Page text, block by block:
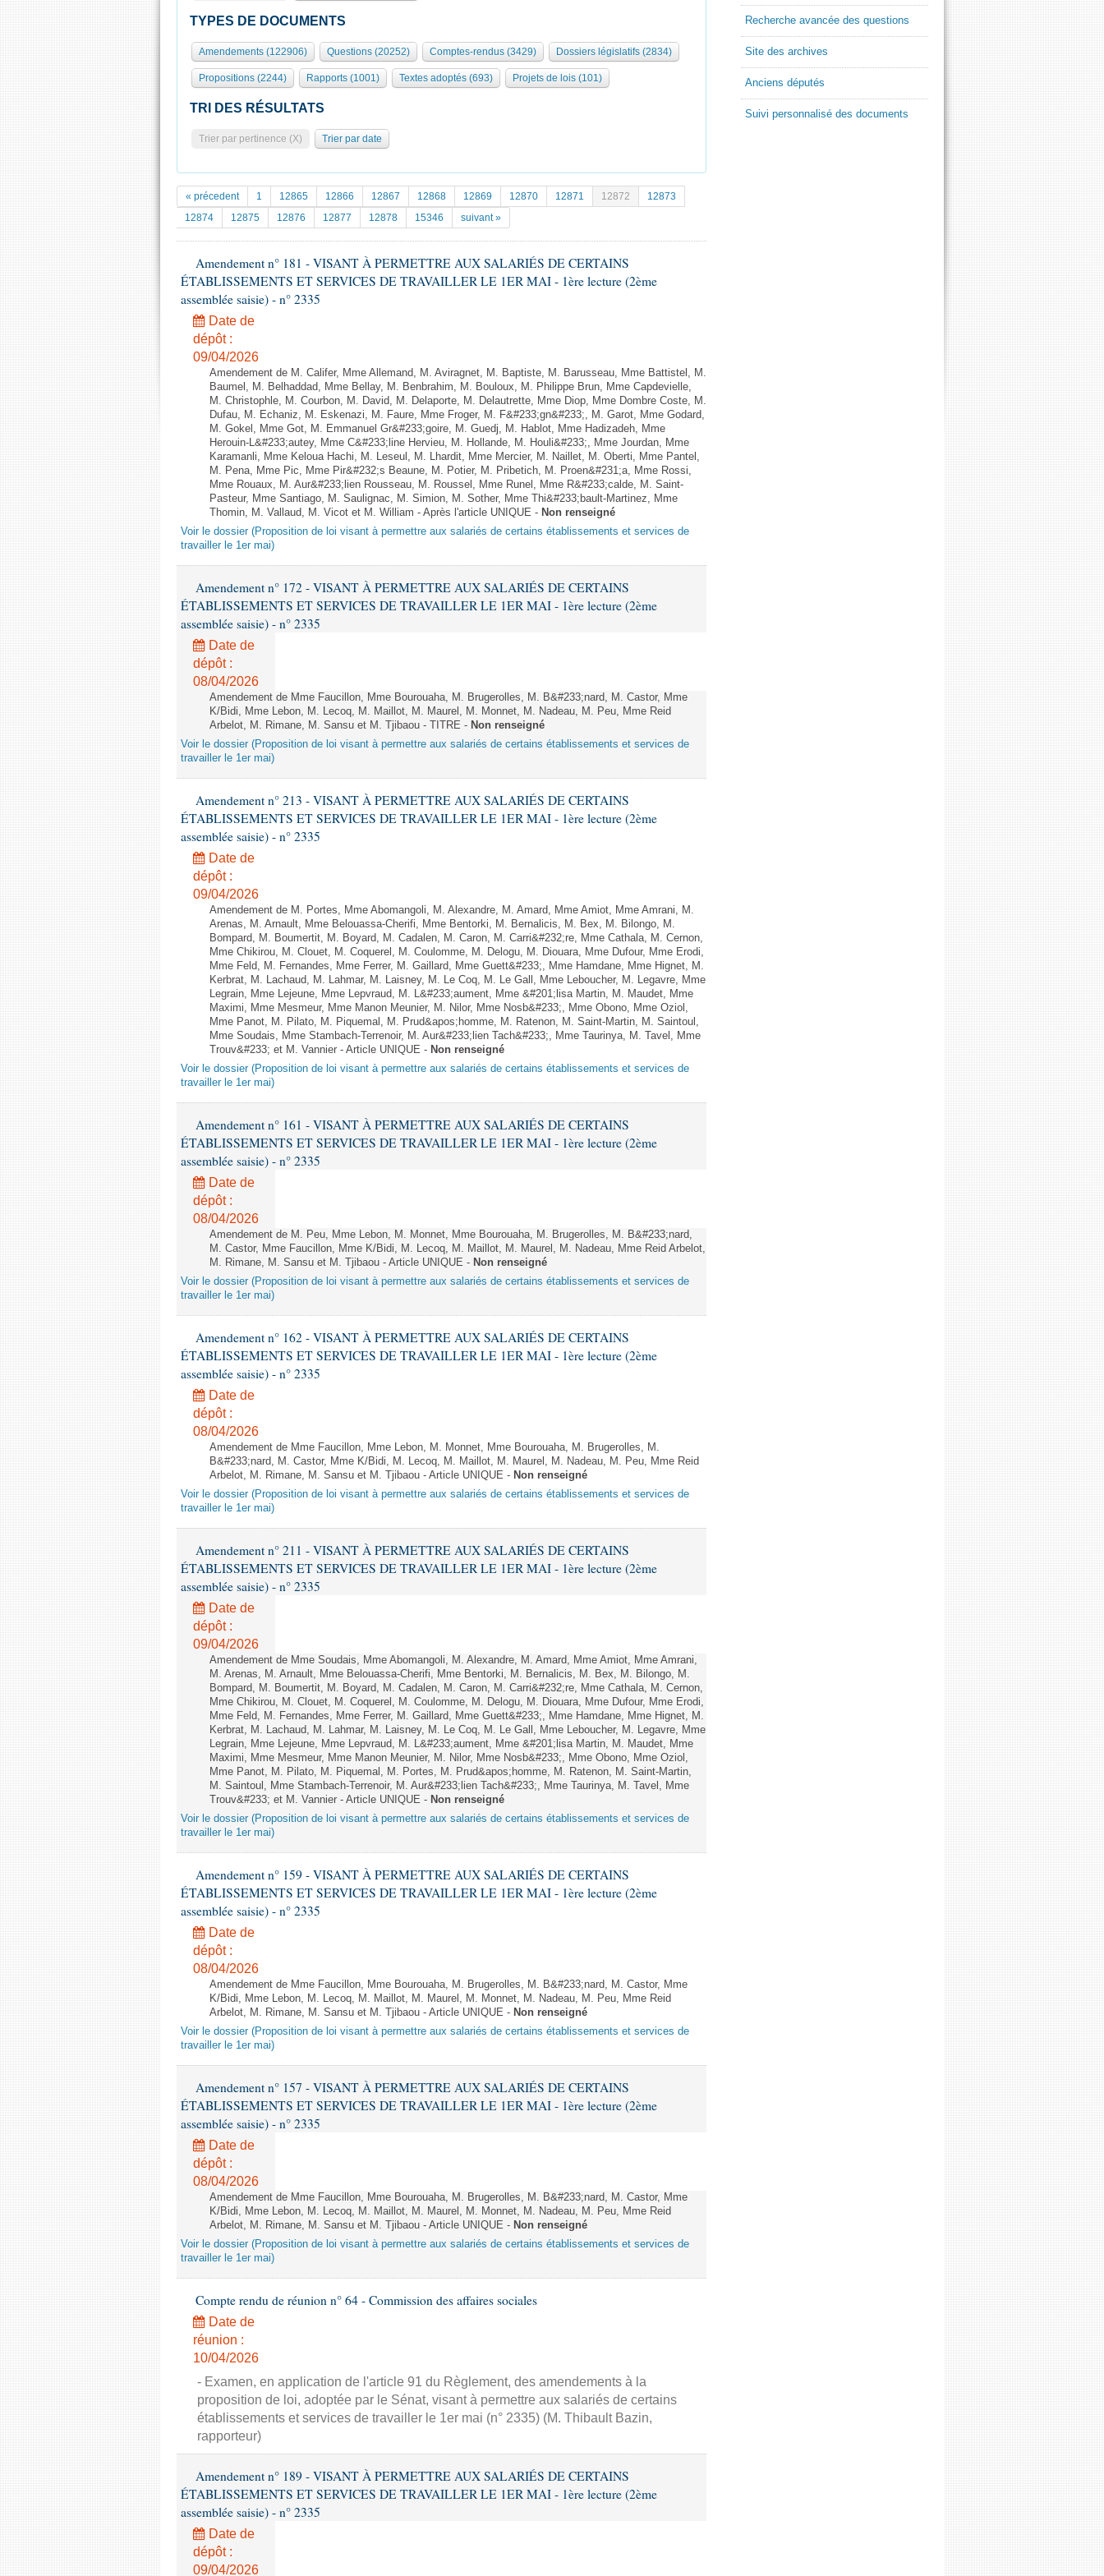
TYPES DE DOCUMENTS
Amendements (122906) Questions (20252) Comptes-rendus (3429) Dossiers législatifs (2834)
Propositions (2244) Rapports (1001) Textes adoptés (693) Projets de lois (101)
TRI DES RÉSULTATS
Trier par pertinence (X) Trier par date
« précedent 1 12865 12866 12867 12868 12869 12870 12871 12872
12873
12874
12875 12876 12877 12878 15346 suivant »
Amendement n° 181 - VISANT À PERMETTRE AUX SALARIÉS DE CERTAINS
ÉTABLISSEMENTS ET SERVICES DE TRAVAILLER LE 1ER MAI - 1ère lecture (2ème
assemblée saisie) - n° 2335
Date de
dépôt :
09/04/2026
Amendement de M. Califer, Mme Allemand, M. Aviragnet, M. Baptiste, M. Barusseau, Mme Battistel, M.
Baumel, M. Belhaddad, Mme Bellay, M. Benbrahim, M. Bouloux, M. Philippe Brun, Mme Capdevielle,
M. Christophle, M. Courbon, M. David, M. Delaporte, M. Delautrette, Mme Diop, Mme Dombre Coste, M.
Dufau, M. Echaniz, M. Eskenazi, M. Faure, Mme Froger, M. F&#233;gn&#233;, M. Garot, Mme Godard,
M. Gokel, Mme Got, M. Emmanuel Gr&#233;goire, M. Guedj, M. Hablot, Mme Hadizadeh, Mme
Herouin-L&#233;autey, Mme C&#233;line Hervieu, M. Hollande, M. Houli&#233;, Mme Jourdan, Mme
Karamanli, Mme Keloua Hachi, M. Leseul, M. Lhardit, Mme Mercier, M. Naillet, M. Oberti, Mme Pantel,
M. Pena, Mme Pic, Mme Pir&#232;s Beaune, M. Potier, M. Pribetich, M. Proen&#231;a, Mme Rossi,
Mme Rouaux, M. Aur&#233;lien Rousseau, M. Roussel, Mme Runel, Mme R&#233;calde, M. Saint-
Pasteur, Mme Santiago, M. Saulignac, M. Simion, M. Sother, Mme Thi&#233;bault-Martinez, Mme
Thomin, M. Vallaud, M. Vicot et M. William - Après l'article UNIQUE - Non renseigné
Voir le dossier (Proposition de loi visant à permettre aux salariés de certains établissements et services de
travailler le 1er mai)
Amendement n° 172 - VISANT À PERMETTRE AUX SALARIÉS DE CERTAINS
ÉTABLISSEMENTS ET SERVICES DE TRAVAILLER LE 1ER MAI - 1ère lecture (2ème
assemblée saisie) - n° 2335
Date de
dépôt :
08/04/2026
Amendement de Mme Faucillon, Mme Bourouaha, M. Brugerolles, M. B&#233;nard, M. Castor, Mme
K/Bidi, Mme Lebon, M. Lecoq, M. Maillot, M. Maurel, M. Monnet, M. Nadeau, M. Peu, Mme Reid
Arbelot, M. Rimane, M. Sansu et M. Tjibaou - TITRE - Non renseigné
Voir le dossier (Proposition de loi visant à permettre aux salariés de certains établissements et services de
travailler le 1er mai)
Amendement n° 213 - VISANT À PERMETTRE AUX SALARIÉS DE CERTAINS
ÉTABLISSEMENTS ET SERVICES DE TRAVAILLER LE 1ER MAI - 1ère lecture (2ème
assemblée saisie) - n° 2335
Date de
dépôt :
09/04/2026
Amendement de M. Portes, Mme Abomangoli, M. Alexandre, M. Amard, Mme Amiot, Mme Amrani, M.
Arenas, M. Arnault, Mme Belouassa-Cherifi, Mme Bentorki, M. Bernalicis, M. Bex, M. Bilongo, M.
Bompard, M. Boumertit, M. Boyard, M. Cadalen, M. Caron, M. Carri&#232;re, Mme Cathala, M. Cernon,
Mme Chikirou, M. Clouet, M. Coquerel, M. Coulomme, M. Delogu, M. Diouara, Mme Dufour, Mme Erodi,
Mme Feld, M. Fernandes, Mme Ferrer, M. Gaillard, Mme Guett&#233;, Mme Hamdane, Mme Hignet, M.
Kerbrat, M. Lachaud, M. Lahmar, M. Laisney, M. Le Coq, M. Le Gall, Mme Leboucher, M. Legavre, Mme
Legrain, Mme Lejeune, Mme Lepvraud, M. L&#233;aument, Mme &#201;lisa Martin, M. Maudet, Mme
Maximi, Mme Mesmeur, Mme Manon Meunier, M. Nilor, Mme Nosb&#233;, Mme Obono, Mme Oziol,
Mme Panot, M. Pilato, M. Piquemal, M. Prud&apos;homme, M. Ratenon, M. Saint-Martin, M. Saintoul,
Mme Soudais, Mme Stambach-Terrenoir, M. Aur&#233;lien Tach&#233;, Mme Taurinya, M. Tavel, Mme
Trouv&#233; et M. Vannier - Article UNIQUE - Non renseigné
Voir le dossier (Proposition de loi visant à permettre aux salariés de certains établissements et services de
travailler le 1er mai)
Amendement n° 161 - VISANT À PERMETTRE AUX SALARIÉS DE CERTAINS
ÉTABLISSEMENTS ET SERVICES DE TRAVAILLER LE 1ER MAI - 1ère lecture (2ème
assemblée saisie) - n° 2335
Date de
dépôt :
08/04/2026
Amendement de M. Peu, Mme Lebon, M. Monnet, Mme Bourouaha, M. Brugerolles, M. B&#233;nard,
M. Castor, Mme Faucillon, Mme K/Bidi, M. Lecoq, M. Maillot, M. Maurel, M. Nadeau, Mme Reid Arbelot,
M. Rimane, M. Sansu et M. Tjibaou - Article UNIQUE - Non renseigné
Voir le dossier (Proposition de loi visant à permettre aux salariés de certains établissements et services de
travailler le 1er mai)
Amendement n° 162 - VISANT À PERMETTRE AUX SALARIÉS DE CERTAINS
ÉTABLISSEMENTS ET SERVICES DE TRAVAILLER LE 1ER MAI - 1ère lecture (2ème
assemblée saisie) - n° 2335
Date de
dépôt :
08/04/2026
Amendement de Mme Faucillon, Mme Lebon, M. Monnet, Mme Bourouaha, M. Brugerolles, M.
B&#233;nard, M. Castor, Mme K/Bidi, M. Lecoq, M. Maillot, M. Maurel, M. Nadeau, M. Peu, Mme Reid
Arbelot, M. Rimane, M. Sansu et M. Tjibaou - Article UNIQUE - Non renseigné
Voir le dossier (Proposition de loi visant à permettre aux salariés de certains établissements et services de
travailler le 1er mai)
Amendement n° 211 - VISANT À PERMETTRE AUX SALARIÉS DE CERTAINS
ÉTABLISSEMENTS ET SERVICES DE TRAVAILLER LE 1ER MAI - 1ère lecture (2ème
assemblée saisie) - n° 2335
Date de
dépôt :
09/04/2026
Amendement de Mme Soudais, Mme Abomangoli, M. Alexandre, M. Amard, Mme Amiot, Mme Amrani,
M. Arenas, M. Arnault, Mme Belouassa-Cherifi, Mme Bentorki, M. Bernalicis, M. Bex, M. Bilongo, M.
Bompard, M. Boumertit, M. Boyard, M. Cadalen, M. Caron, M. Carri&#232;re, Mme Cathala, M. Cernon,
Mme Chikirou, M. Clouet, M. Coquerel, M. Coulomme, M. Delogu, M. Diouara, Mme Dufour, Mme Erodi,
Mme Feld, M. Fernandes, Mme Ferrer, M. Gaillard, Mme Guett&#233;, Mme Hamdane, Mme Hignet, M.
Kerbrat, M. Lachaud, M. Lahmar, M. Laisney, M. Le Coq, M. Le Gall, Mme Leboucher, M. Legavre, Mme
Legrain, Mme Lejeune, Mme Lepvraud, M. L&#233;aument, Mme &#201;lisa Martin, M. Maudet, Mme
Maximi, Mme Mesmeur, Mme Manon Meunier, M. Nilor, Mme Nosb&#233;, Mme Obono, Mme Oziol,
Mme Panot, M. Pilato, M. Piquemal, M. Portes, M. Prud&apos;homme, M. Ratenon, M. Saint-Martin,
M. Saintoul, Mme Stambach-Terrenoir, M. Aur&#233;lien Tach&#233;, Mme Taurinya, M. Tavel, Mme
Trouv&#233; et M. Vannier - Article UNIQUE - Non renseigné
Voir le dossier (Proposition de loi visant à permettre aux salariés de certains établissements et services de
travailler le 1er mai)
Amendement n° 159 - VISANT À PERMETTRE AUX SALARIÉS DE CERTAINS
ÉTABLISSEMENTS ET SERVICES DE TRAVAILLER LE 1ER MAI - 1ère lecture (2ème
assemblée saisie) - n° 2335
Date de
dépôt :
08/04/2026
Amendement de Mme Faucillon, Mme Bourouaha, M. Brugerolles, M. B&#233;nard, M. Castor, Mme
K/Bidi, Mme Lebon, M. Lecoq, M. Maillot, M. Maurel, M. Monnet, M. Nadeau, M. Peu, Mme Reid
Arbelot, M. Rimane, M. Sansu et M. Tjibaou - Article UNIQUE - Non renseigné
Voir le dossier (Proposition de loi visant à permettre aux salariés de certains établissements et services de
travailler le 1er mai)
Amendement n° 157 - VISANT À PERMETTRE AUX SALARIÉS DE CERTAINS
ÉTABLISSEMENTS ET SERVICES DE TRAVAILLER LE 1ER MAI - 1ère lecture (2ème
assemblée saisie) - n° 2335
Date de
dépôt :
08/04/2026
Amendement de Mme Faucillon, Mme Bourouaha, M. Brugerolles, M. B&#233;nard, M. Castor, Mme
K/Bidi, Mme Lebon, M. Lecoq, M. Maillot, M. Maurel, M. Monnet, M. Nadeau, M. Peu, Mme Reid
Arbelot, M. Rimane, M. Sansu et M. Tjibaou - Article UNIQUE - Non renseigné
Voir le dossier (Proposition de loi visant à permettre aux salariés de certains établissements et services de
travailler le 1er mai)
Compte rendu de réunion n° 64 - Commission des affaires sociales
Date de
réunion :
10/04/2026
- Examen, en application de l'article 91 du Règlement, des amendements à la
proposition de loi, adoptée par le Sénat, visant à permettre aux salariés de certains
établissements et services de travailler le 1er mai (n° 2335) (M. Thibault Bazin,
rapporteur)
Amendement n° 189 - VISANT À PERMETTRE AUX SALARIÉS DE CERTAINS
ÉTABLISSEMENTS ET SERVICES DE TRAVAILLER LE 1ER MAI - 1ère lecture (2ème
assemblée saisie) - n° 2335
Date de
dépôt :
09/04/2026
Recherche avancée des questions
Site des archives
Anciens députés
Suivi personnalisé des documents